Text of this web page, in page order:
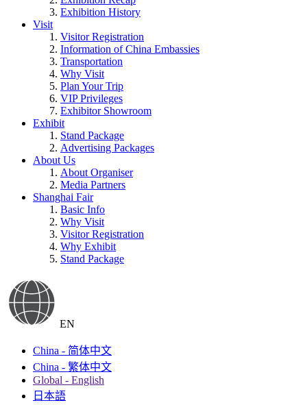
Exhibition History
Visit
Visitor Registration
Information of China Embassies
Transportation
Why Visit
Plan Your Trip
VIP Privileges
Exhibitor Showroom
Exhibit
Stand Package
Advertising Packages
About Us
About Organiser
Media Partners
Shanghai Fair
Basic Info
Why Visit
Visitor Registration
Why Exhibit
Stand Package
EN
China - 简体中文
China - 繁体中文
Global - English
日本語